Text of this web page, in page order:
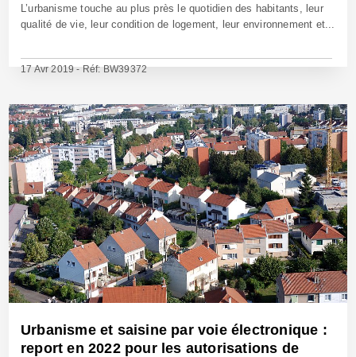
L’urbanisme touche au plus près le quotidien des habitants, leur
qualité de vie, leur condition de logement, leur environnement et...
17 Avr 2019 - Réf: BW39372
Urbanisme et saisine par voie électronique :
report en 2022 pour les autorisations de